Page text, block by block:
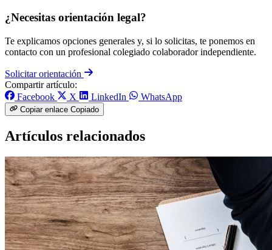
¿Necesitas orientación legal?
Te explicamos opciones generales y, si lo solicitas, te ponemos en
contacto con un profesional colegiado colaborador independiente.
Solicitar orientación
Compartir artículo:
Facebook
X LinkedIn WhatsApp
Copiar enlace Copiado
Artículos relacionados